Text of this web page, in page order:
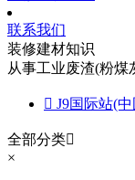
联系我们
装修建材知识
从事工业废渣(粉
 J9国际站(
全部分类
×